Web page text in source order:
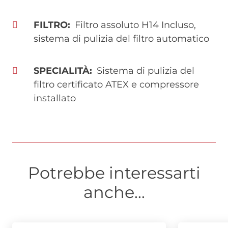
FILTRO
Filtro assoluto H14 Incluso,
sistema di pulizia del filtro automatico
SPECIALITÀ
Sistema di pulizia del
filtro certificato ATEX e compressore
installato
Potrebbe interessarti
anche...